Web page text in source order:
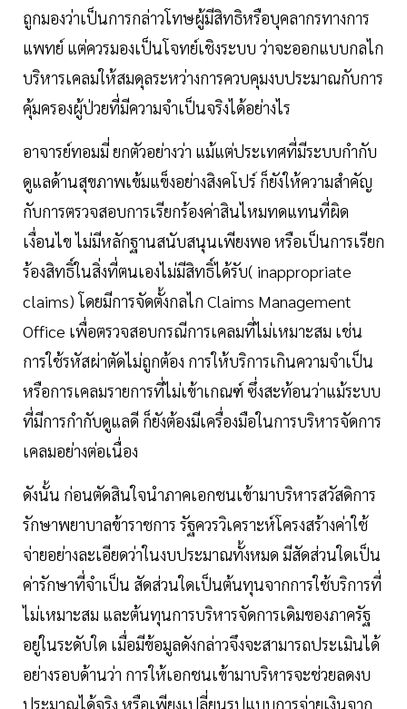
ถูกมองว่าเป็นการกล่าวโทษผู้มีสิทธิหรือบุคลากรทางการ
แพทย์ แต่ควรมองเป็นโจทย์เชิงระบบ ว่าจะออกแบบกลไก
บริหารเคลมให้สมดุลระหว่างการควบคุมงบประมาณกับการ
คุ้มครองผู้ป่วยที่มีความจำเป็นจริงได้อย่างไร
อาจารย์ทอมมี่ ยกตัวอย่างว่า แม้แต่ประเทศที่มีระบบกำกับ
ดูแลด้านสุขภาพเข้มแข็งอย่างสิงคโปร์ ก็ยังให้ความสำคัญ
กับการตรวจสอบการเรียกร้องค่าสินไหมทดแทนที่ผิด
เงื่อนไข ไม่มีหลักฐานสนับสนุนเพียงพอ หรือเป็นการเรียก
ร้องสิทธิ์ในสิ่งที่ตนเองไม่มีสิทธิ์ได้รับ( inappropriate
claims) โดยมีการจัดตั้งกลไก Claims Management
Office เพื่อตรวจสอบกรณีการเคลมที่ไม่เหมาะสม เช่น
การใช้รหัสผ่าตัดไม่ถูกต้อง การให้บริการเกินความจำเป็น
หรือการเคลมรายการที่ไม่เข้าเกณฑ์ ซึ่งสะท้อนว่าแม้ระบบ
ที่มีการกำกับดูแลดี ก็ยังต้องมีเครื่องมือในการบริหารจัดการ
เคลมอย่างต่อเนื่อง
ดังนั้น ก่อนตัดสินใจนำภาคเอกชนเข้ามาบริหารสวัสดิการ
รักษาพยาบาลข้าราชการ รัฐควรวิเคราะห์โครงสร้างค่าใช้
จ่ายอย่างละเอียดว่าในงบประมาณทั้งหมด มีสัดส่วนใดเป็น
ค่ารักษาที่จำเป็น สัดส่วนใดเป็นต้นทุนจากการใช้บริการที่
ไม่เหมาะสม และต้นทุนการบริหารจัดการเดิมของภาครัฐ
อยู่ในระดับใด เมื่อมีข้อมูลดังกล่าวจึงจะสามารถประเมินได้
อย่างรอบด้านว่า การให้เอกชนเข้ามาบริหารจะช่วยลดงบ
ประมาณได้จริง หรือเพียงเปลี่ยนรูปแบบการจ่ายเงินจาก